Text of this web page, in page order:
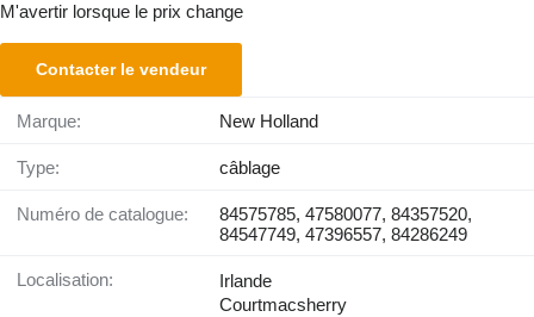
M'avertir lorsque le prix change
Contacter le vendeur
Marque: New Holland
Type: câblage
Numéro de catalogue:
84575785, 47580077, 84357520,
84547749, 47396557, 84286249
Localisation:
Irlande
Courtmacsherry